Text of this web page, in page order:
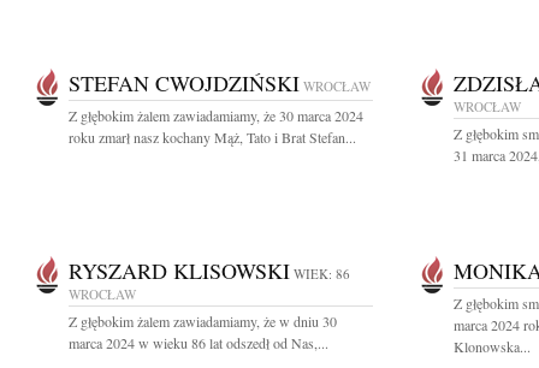
STEFAN CWOJDZIŃSKI WROCŁAW
Z głębokim żalem zawiadamiamy, że 30 marca 2024
roku zmarł nasz kochany Mąż, Tato i Brat Stefan...
WROCŁAW
Z głębokim
31 marca
RYSZARD KLISOWSKI WIEK: 86
WROCŁAW
Z głębokim żalem zawiadamiamy, że w dniu 30
marca 2024 w wieku 86 lat odszedł od Nas,...
Z głębokim
marca 2024
Klonowska...